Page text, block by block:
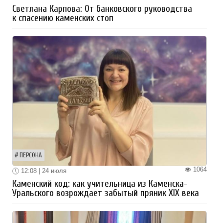
Светлана Карпова: От банковского руководства
к спасению каменских стоп
ПЕРСОНА
1064
12:08 | 24 июля
Каменский код: как учительница из Каменска-
Уральского возрождает забытый пряник XIX века